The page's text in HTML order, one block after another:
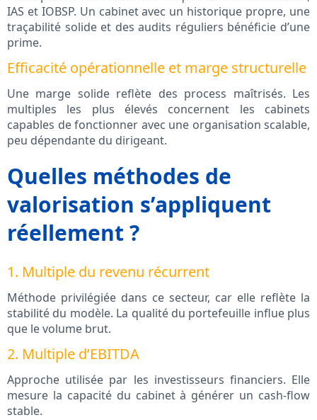
IAS et IOBSP. Un cabinet avec un historique propre, une
traçabilité solide et des audits réguliers bénéficie d’une
prime.
Efficacité opérationnelle et marge structurelle
Une marge solide reflète des process maîtrisés. Les
multiples les plus élevés concernent les cabinets
capables de fonctionner avec une organisation scalable,
peu dépendante du dirigeant.
Quelles méthodes de
valorisation s’appliquent
réellement ?
1. Multiple du revenu récurrent
Méthode privilégiée dans ce secteur, car elle reflète la
stabilité du modèle. La qualité du portefeuille influe plus
que le volume brut.
2. Multiple d’EBITDA
Approche utilisée par les investisseurs financiers. Elle
mesure la capacité du cabinet à générer un cash-flow
stable.